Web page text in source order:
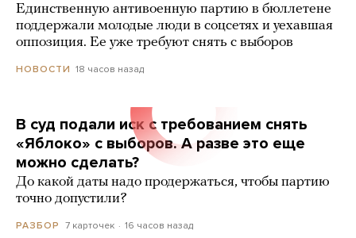
Единственную антивоенную партию в бюллетене
поддержали молодые люди в соцсетях и уехавшая
оппозиция. Ее уже требуют снять с выборов
НОВОСТИ 18 часов назад
В суд подали иск с требованием снять
«Яблоко» с выборов. А разве это еще
можно сделать?
До какой даты надо продержаться, чтобы партию
точно допустили?
РАЗБОР 7 карточек 16 часов назад